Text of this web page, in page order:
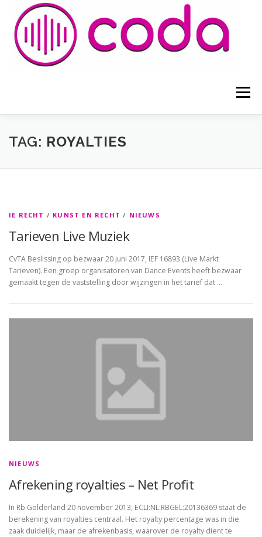
inhoud
springen
Menu
HOME ADVOCATEN BLOGS EN ARTIKELEN
TAG: ROYALTIES
IE RECHT / KUNST EN RECHT / NIEUWS
Tarieven Live Muziek
CvTA Beslissing op bezwaar 20 juni 2017, IEF 16893 (Live Markt
Tarieven). Een groep organisatoren van Dance Events heeft bezwaar
gemaakt tegen de vaststelling door wijzingen in het tarief dat …
NIEUWS
Afrekening royalties – Net Profit
In Rb Gelderland 20 november 2013, ECLI:NL:RBGEL:20136369 staat de
berekening van royalties centraal. Het royalty percentage was in die
zaak duidelijk, maar de afrekenbasis, waarover de royalty dient te